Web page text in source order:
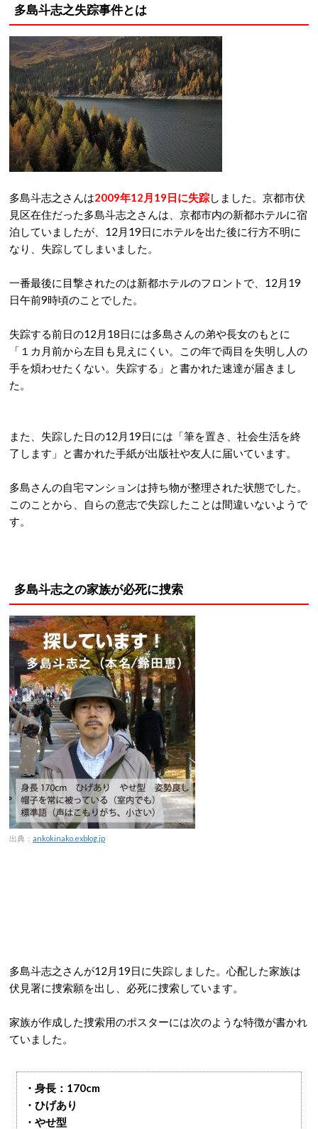
多島斗志之失踪事件とは
多島斗志之さんは2009年12月19日に失踪しました。京都市伏
見区在住だった多島斗志之さんは、京都市内の新都ホテルに宿
泊していましたが、12月19日にホテルを出た後に行方不明に
なり、失踪してしまいました。
一番最後に目撃されたのは新都ホテルのフロントで、12月19
日午前9時頃のことでした。
失踪する前日の12月18日には多島さんの弟や長女のもとに
「１カ月前から左目も見えにくい。この年で両目を失明し人の
手を煩わせたくない。失踪する」と書かれた速達が届きまし
た。
また、失踪した日の12月19日には「筆を置き、社会生活を終
了します」と書かれた手紙が出版社や友人に届いています。
多島さんの自宅マンションは持ち物が整理された状態でした。
このことから、自らの意志で失踪したことは間違いないようで
す。
多島斗志之の家族が必死に捜索
出典： ankokinako.exblog.jp
多島斗志之さんが12月19日に失踪しました。心配した家族は
伏見署に捜索願を出し、必死に捜索しています。
家族が作成した捜索用のポスターには次のような特徴が書かれ
ていました。
・身長：170cm
・ひげあり
・やせ型